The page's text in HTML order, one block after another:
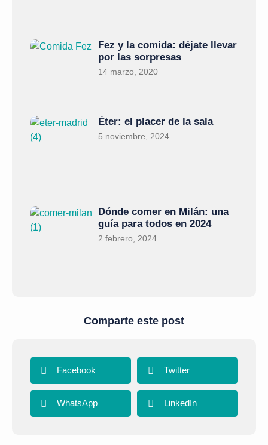
Fez y la comida: déjate llevar
por las sorpresas
14 marzo, 2020
Èter: el placer de la sala
5 noviembre, 2024
Dónde comer en Milán: una
guía para todos en 2024
2 febrero, 2024
Comparte este post
Facebook Twitter
WhatsApp LinkedIn